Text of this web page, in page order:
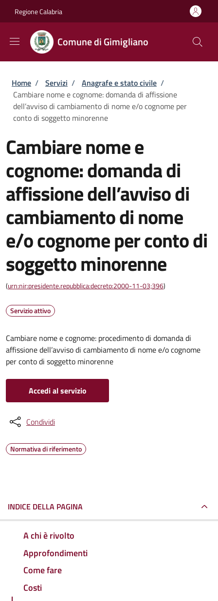
Regione Calabria
Comune di Gimigliano
Briciole di pane
Home / Servizi / Anagrafe e stato civile /
Cambiare nome e cognome: domanda di affissione
dell’avviso di cambiamento di nome e/o cognome per
conto di soggetto minorenne
Cambiare nome e
cognome: domanda di
affissione dell’avviso di
cambiamento di nome
e/o cognome per conto di
soggetto minorenne
(urn:nir:presidente.repubblica:decreto:2000-11-03;396)
Servizio attivo
Cambiare nome e cognome: procedimento di domanda di
affissione dell’avviso di cambiamento di nome e/o cognome
per conto di soggetto minorenne
Accedi al servizio
Condividi
Normativa di riferimento
INDICE DELLA PAGINA
A chi è rivolto
Approfondimenti
Come fare
Costi